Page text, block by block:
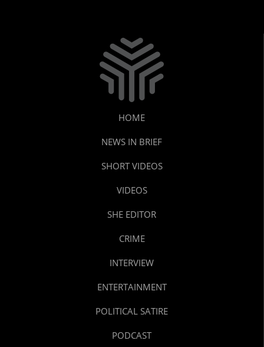
HOME
NEWS IN BRIEF
SHORT VIDEOS
VIDEOS
SHE EDITOR
CRIME
INTERVIEW
ENTERTAINMENT
POLITICAL SATIRE
PODCAST